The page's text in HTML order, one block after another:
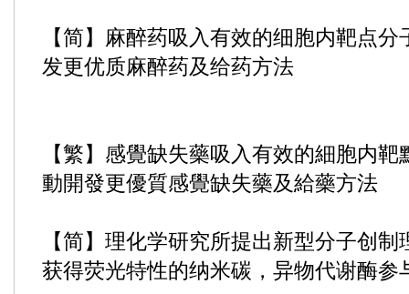
【简】麻醉药吸入有效的细胞内靶点
发更优质麻醉药及给药方法
【繁】感覺缺失藥吸入有效的細胞内
動開發更優質感覺缺失藥及給藥方法
【简】理化学研究所提出新型分子创
获得荧光特性的纳米碳，异物代谢酶参